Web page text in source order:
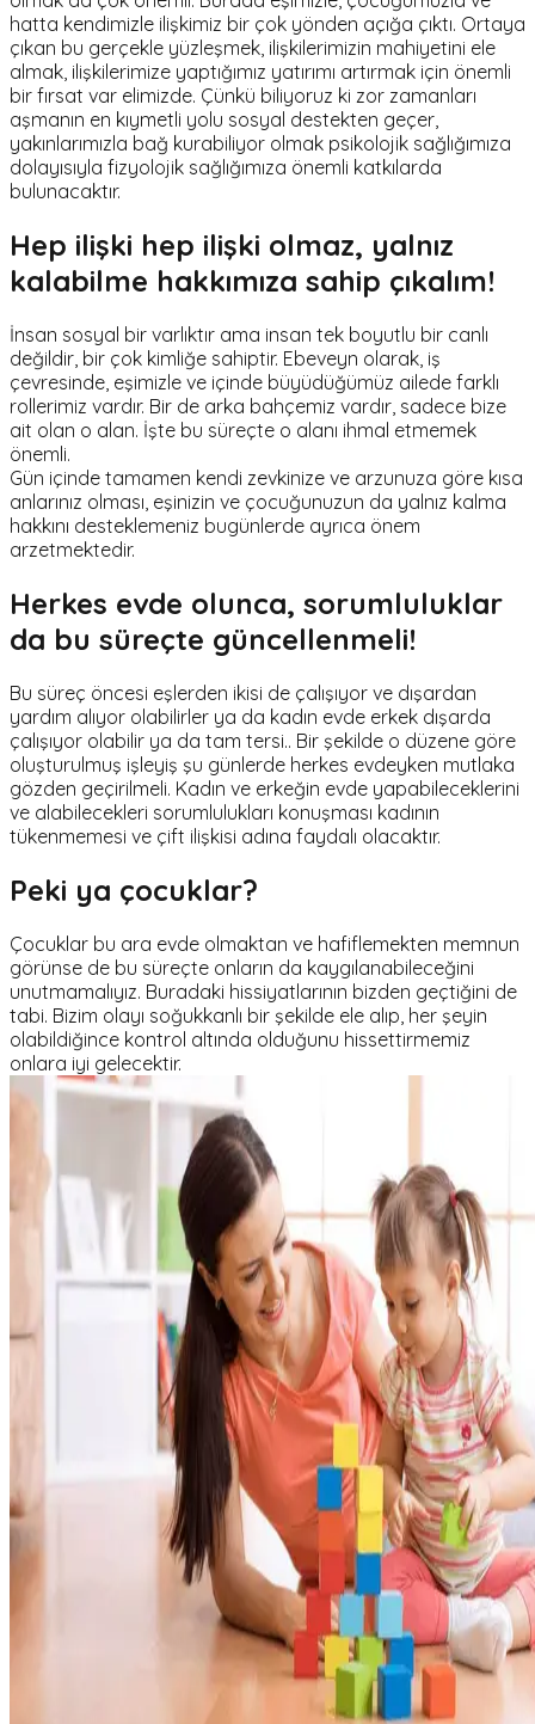
hatta kendimizle ilişkimiz bir çok yönden açığa çıktı. Ortaya
çıkan bu gerçekle yüzleşmek, ilişkilerimizin mahiyetini ele
almak, ilişkilerimize yaptığımız yatırımı artırmak için önemli
bir fırsat var elimizde. Çünkü biliyoruz ki zor zamanları
aşmanın en kıymetli yolu sosyal destekten geçer,
yakınlarımızla bağ kurabiliyor olmak psikolojik sağlığımıza
dolayısıyla fizyolojik sağlığımıza önemli katkılarda
bulunacaktır.
Hep ilişki hep ilişki olmaz, yalnız
kalabilme hakkımıza sahip çıkalım!
İnsan sosyal bir varlıktır ama insan tek boyutlu bir canlı
değildir, bir çok kimliğe sahiptir. Ebeveyn olarak, iş
çevresinde, eşimizle ve içinde büyüdüğümüz ailede farklı
rollerimiz vardır. Bir de arka bahçemiz vardır, sadece bize
ait olan o alan. İşte bu süreçte o alanı ihmal etmemek
önemli.
Gün içinde tamamen kendi zevkinize ve arzunuza göre kısa
anlarınız olması, eşinizin ve çocuğunuzun da yalnız kalma
hakkını desteklemeniz bugünlerde ayrıca önem
arzetmektedir.
Herkes evde olunca, sorumluluklar
da bu süreçte güncellenmeli!
Bu süreç öncesi eşlerden ikisi de çalışıyor ve dışardan
yardım alıyor olabilirler ya da kadın evde erkek dışarda
çalışıyor olabilir ya da tam tersi.. Bir şekilde o düzene göre
oluşturulmuş işleyiş şu günlerde herkes evdeyken mutlaka
gözden geçirilmeli. Kadın ve erkeğin evde yapabileceklerini
ve alabilecekleri sorumlulukları konuşması kadının
tükenmemesi ve çift ilişkisi adına faydalı olacaktır.
Peki ya çocuklar?
Çocuklar bu ara evde olmaktan ve hafiflemekten memnun
görünse de bu süreçte onların da kaygılanabileceğini
unutmamalıyız. Buradaki hissiyatlarının bizden geçtiğini de
tabi. Bizim olayı soğukkanlı bir şekilde ele alıp, her şeyin
olabildiğince kontrol altında olduğunu hissettirmemiz
onlara iyi gelecektir.